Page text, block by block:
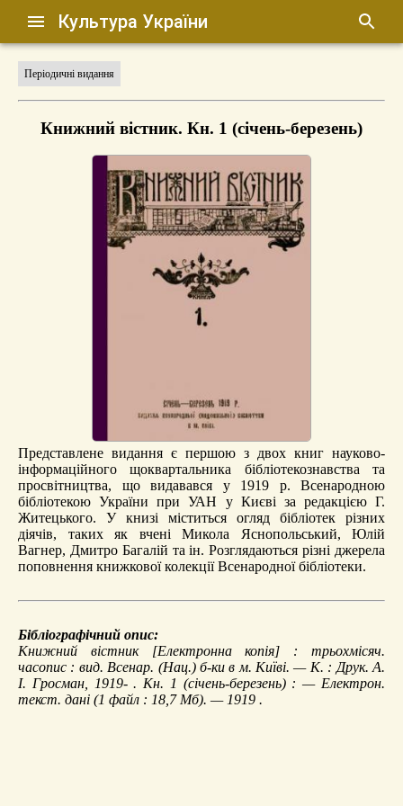
Культура України
Періодичні видання
Книжний вістник. Кн. 1 (січень-березень)
Представлене видання є першою з двох книг науково-
інформаційного щоквартальника бібліотекознавства та
просвітництва, що видавався у 1919 р. Всенародною
бібліотекою України при УАН у Києві за редакцією Г.
Житецького. У книзі міститься огляд бібліотек різних
діячів, таких як вчені Микола Яснопольський, Юлій
Вагнер, Дмитро Багалій та ін. Розглядаються різні джерела
поповнення книжкової колекції Всенародної бібліотеки.
Бібліографічний опис:
Книжний вістник[Електронна копія] : трьохмісяч.
часопис : вид. Всенар. (Нац.) б-ки в м. Київі. — К. : Друк. А.
І. Гросман, 1919- . Кн. 1 (січень-березень) : — Електрон.
текст. дані (1 файл : 18,7 Мб). — 1919 .